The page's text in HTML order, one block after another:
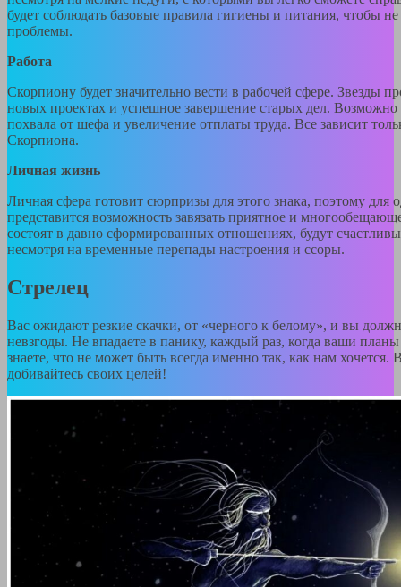
будет соблюдать базовые правила гигиены и питания, чтобы
проблемы.
Работа
Скорпиону будет значительно вести в рабочей сфере. Звезды
новых проектах и успешное завершение старых дел.
похвала от шефа и увеличение отплаты труда. Все зависит
Скорпиона.
Личная жизнь
Личная сфера готовит сюрпризы для этого знака, поэтому для
представится возможность завязать приятное и
состоят в давно сформированных отношениях, будут
несмотря на временные перепады настроения и ссоры.
Стрелец
Вас ожидают резкие скачки, от «черного к белому», и вы
невзгоды. Не впадаете в панику, каждый раз, когда ваши
знаете, что не может быть всегда именно так, как нам
добивайтесь своих целей!